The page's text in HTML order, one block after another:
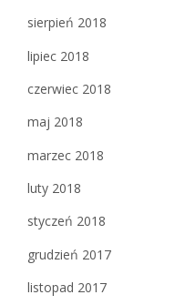
sierpień 2018
lipiec 2018
czerwiec 2018
maj 2018
marzec 2018
luty 2018
styczeń 2018
grudzień 2017
listopad 2017